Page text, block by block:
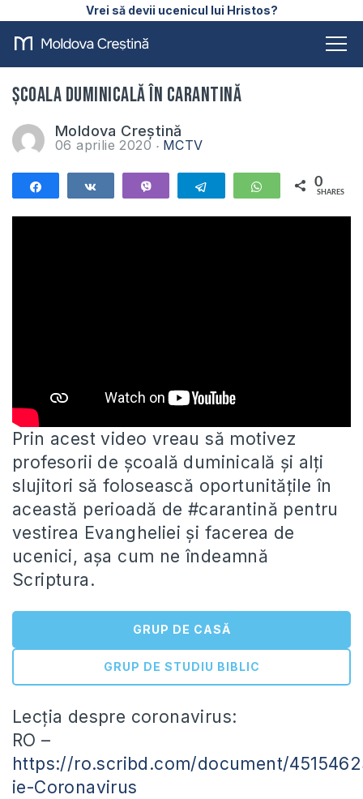
Vrei să devii ucenicul lui Hristos?
Școala duminicală în carantină
Moldova Creștină
06 aprilie 2020 MCTV
Telegram WhatsApp
0
SHARES
Prin acest video vreau să motivez
profesorii de școală duminicală și alți
slujitori să folosească oportunitățile în
această perioadă de #carantină pentru
vestirea Evangheliei și facerea de
ucenici, așa cum ne îndeamnă
Scriptura.
GRUP DE CASĂ
GRUP DE STUDIU BIBLIC
Lecția despre coronavirus:
RO –
https://ro.scribd.com/document/
ie-Coronavirus